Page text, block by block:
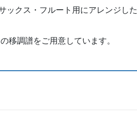
ックス・フルート用にアレンジした
調譜をご用意しています。